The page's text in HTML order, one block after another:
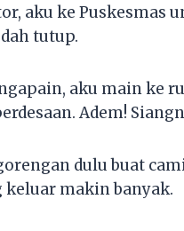
aku ke Puskesmas
tutup.
aku main ke
Adem!
dulu buat
keluar makin banyak.